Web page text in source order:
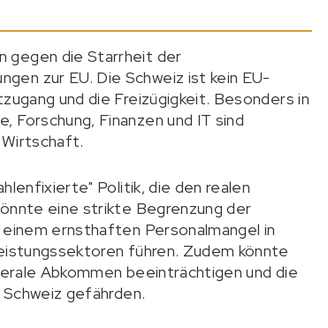
gegen die Starrheit der
zur EU. Die Schweiz ist kein EU-
und die Freizügigkeit. Besonders in
Forschung, Finanzen und IT sind
Politik, die den realen
eine strikte Begrenzung der
ernsthaften Personalmangel in
führen. Zudem könnte
Abkommen beeinträchtigen und die
gefährden.